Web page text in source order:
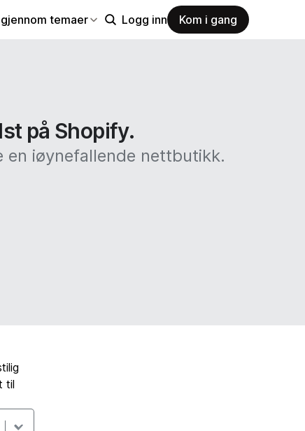
temaer Logg inn Kom i gang
på Shopify.
iøynefallende nettbutikk.
til